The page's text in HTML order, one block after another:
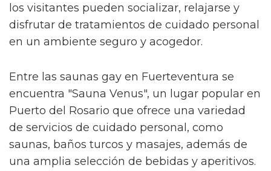
los visitantes pueden socializar, relajarse y
disfrutar de tratamientos de cuidado personal
en un ambiente seguro y acogedor.
Entre las saunas gay en Fuerteventura se
encuentra "Sauna Venus", un lugar popular en
Puerto del Rosario que ofrece una variedad
de servicios de cuidado personal, como
saunas, baños turcos y masajes, además de
una amplia selección de bebidas y aperitivos.